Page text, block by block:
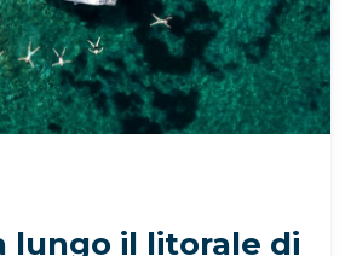
lungo il litorale di